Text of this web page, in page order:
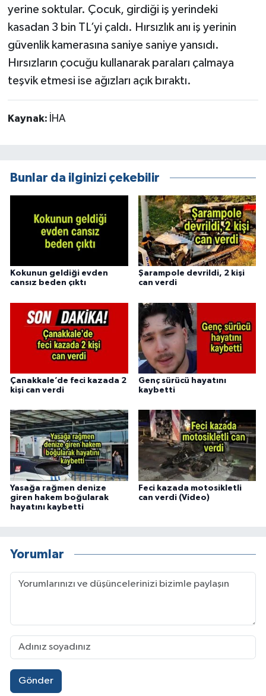
yerine soktular. Çocuk, girdiği iş yerindeki
kasadan 3 bin TL’yi çaldı. Hırsızlık anı iş yerinin
güvenlik kamerasına saniye saniye yansıdı.
Hırsızların çocuğu kullanarak paraları çalmaya
teşvik etmesi ise ağızları açık bıraktı.
Kaynak: İHA
Bunlar da ilginizi çekebilir
Kokunun geldiği evden
cansız beden çıktı
Şarampole devrildi, 2 kişi
can verdi
Çanakkale’de feci kazada 2
kişi can verdi
Genç sürücü hayatını
kaybetti
Yasağa rağmen denize
giren hakem boğularak
hayatını kaybetti
Feci kazada motosikletli
can verdi (Video)
Yorumlar
Gönder